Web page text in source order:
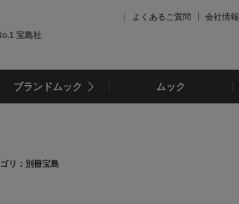
宝島社
よくあるご質問 会社情報
ブランドムック ムック
ゴリ：別冊宝島